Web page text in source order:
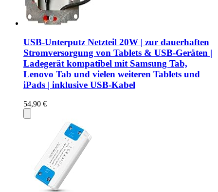
USB-Unterputz Netzteil 20W | zur dauerhaften
Stromversorgung von Tablets & USB-Geräten |
Ladegerät kompatibel mit Samsung Tab,
Lenovo Tab und vielen weiteren Tablets und
iPads | inklusive USB-Kabel
54,90 €